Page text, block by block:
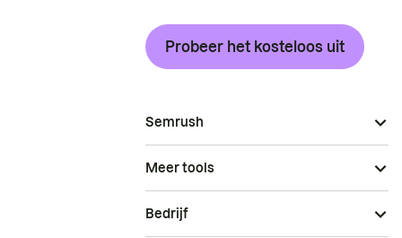
Probeer het kosteloos uit
Semrush
Meer tools
Bedrijf